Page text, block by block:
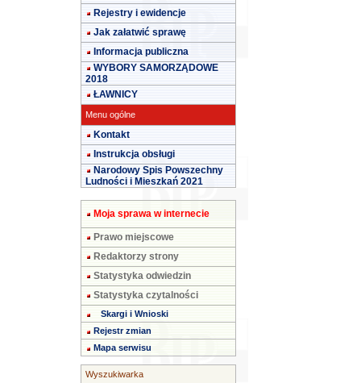
Rejestry i ewidencje
Jak załatwić sprawę
Informacja publiczna
WYBORY SAMORZĄDOWE
2018
ŁAWNICY
Menu ogólne
Kontakt
Instrukcja obsługi
Narodowy Spis Powszechny
Ludności i Mieszkań 2021
Moja sprawa w internecie
Prawo miejscowe
Redaktorzy strony
Statystyka odwiedzin
Statystyka czytalności
Skargi i Wnioski
Rejestr zmian
Mapa serwisu
Wyszukiwarka